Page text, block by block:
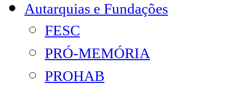
Autarquias e Fundações
FESC
PRÓ-MEMÓRIA
PROHAB